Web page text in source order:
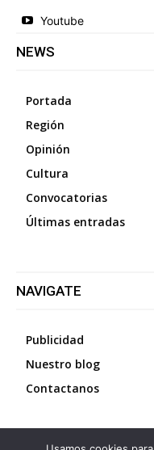
Youtube
NEWS
Portada
Región
Opinión
Cultura
Convocatorias
Últimas entradas
NAVIGATE
Publicidad
Nuestro blog
Contactanos